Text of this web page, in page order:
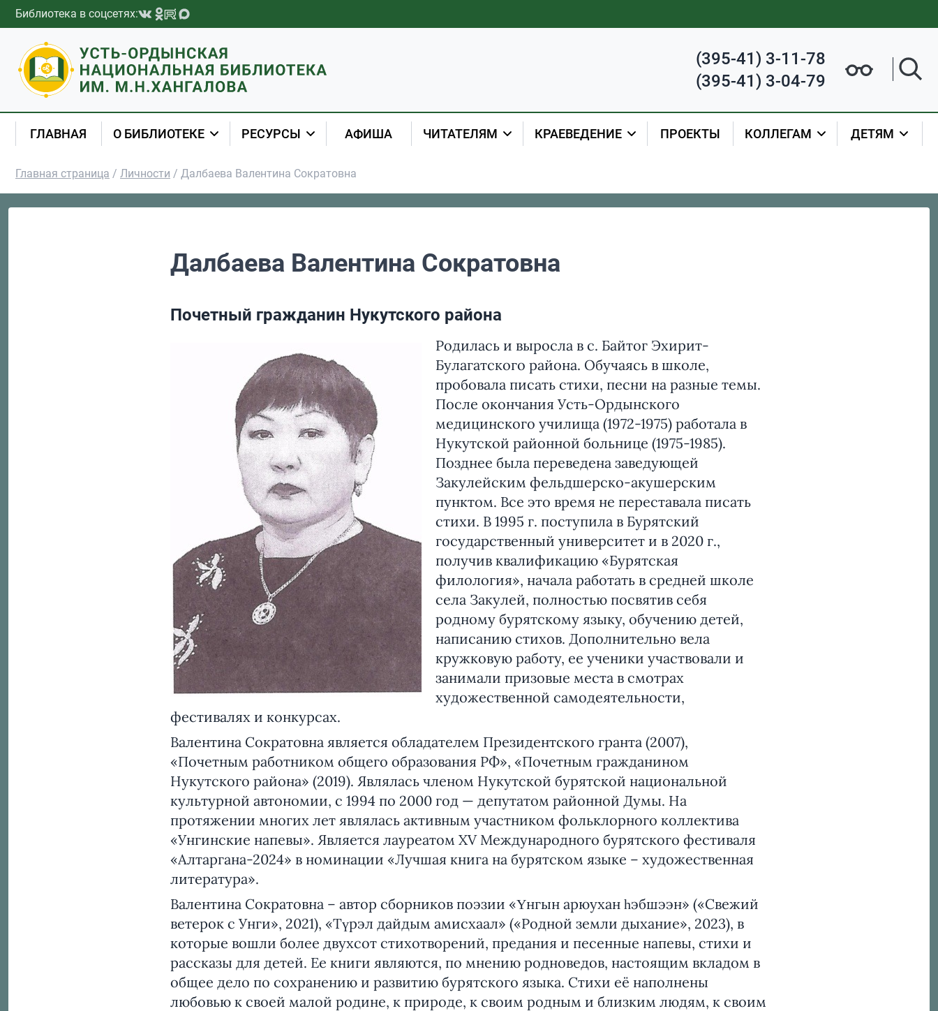
Перейти к содержимому
Библиотека в соцсетях:
(395-41) 3-11-78
(395-41) 3-04-79
ГЛАВНАЯ О БИБЛИОТЕКЕ РЕСУРСЫ АФИША ЧИТАТЕЛЯМ КРАЕВЕДЕНИЕ ПРОЕКТЫ КОЛЛЕГАМ ДЕТЯМ
Главная страница / Личности / Далбаева Валентина Сократовна
Далбаева Валентина Сократовна
Почетный гражданин Нукутского района
Родилась и выросла в с. Байтог Эхирит-
Булагатского района. Обучаясь в школе,
пробовала писать стихи, песни на разные темы.
После окончания Усть-Ордынского
медицинского училища (1972-1975) работала в
Нукутской районной больнице (1975-1985).
Позднее была переведена заведующей
Закулейским фельдшерско-акушерским
пунктом. Все это время не переставала писать
стихи. В 1995 г. поступила в Бурятский
государственный университет и в 2020 г.,
получив квалификацию «Бурятская
филология», начала работать в средней школе
села Закулей, полностью посвятив себя
родному бурятскому языку, обучению детей,
написанию стихов. Дополнительно вела
кружковую работу, ее ученики участвовали и
занимали призовые места в смотрах
художественной самодеятельности,
фестивалях и конкурсах.
Валентина Сократовна является обладателем Президентского гранта (2007),
«Почетным работником общего образования РФ», «Почетным гражданином
Нукутского района» (2019). Являлась членом Нукутской бурятской национальной
культурной автономии, с 1994 по 2000 год — депутатом районной Думы. На
протяжении многих лет являлась активным участником фольклорного коллектива
«Унгинские напевы». Является лауреатом XV Международного бурятского фестиваля
«Алтаргана-2024» в номинации «Лучшая книга на бурятском языке – художественная
литература».
Валентина Сократовна – автор сборников поэзии «Үнгын арюухан һэбшээн» («Свежий
ветерок с Унги», 2021), «Түрэл дайдым амисхаал» («Родной земли дыхание», 2023), в
которые вошли более двухсот стихотворений, предания и песенные напевы, стихи и
рассказы для детей. Ее книги являются, по мнению родноведов, настоящим вкладом в
общее дело по сохранению и развитию бурятского языка. Стихи её наполнены
любовью к своей малой родине, к природе, к своим родным и близким людям, к своим